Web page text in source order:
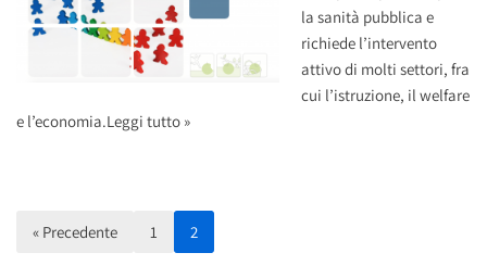
la sanità pubblica e
richiede l’intervento
attivo di molti settori, fra
cui l’istruzione, il welfare
e l’economia.Leggi tutto »
« Precedente 1 2